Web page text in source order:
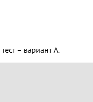
тест – вариант A.